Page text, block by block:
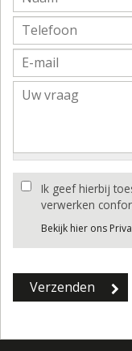
Ik geef hierbij
verwerken
Bekijk hier ons